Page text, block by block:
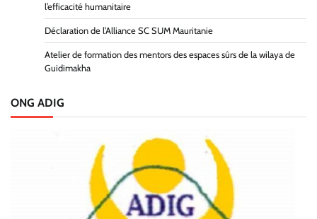
l’efficacité humanitaire
Déclaration de l’Alliance SC SUM Mauritanie
Atelier de formation des mentors des espaces sûrs de la wilaya de
Guidimakha
ONG ADIG